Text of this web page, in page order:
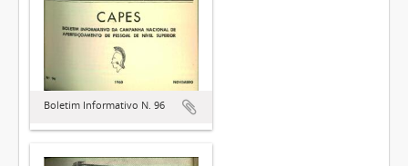
Boletim Informativo N. 96